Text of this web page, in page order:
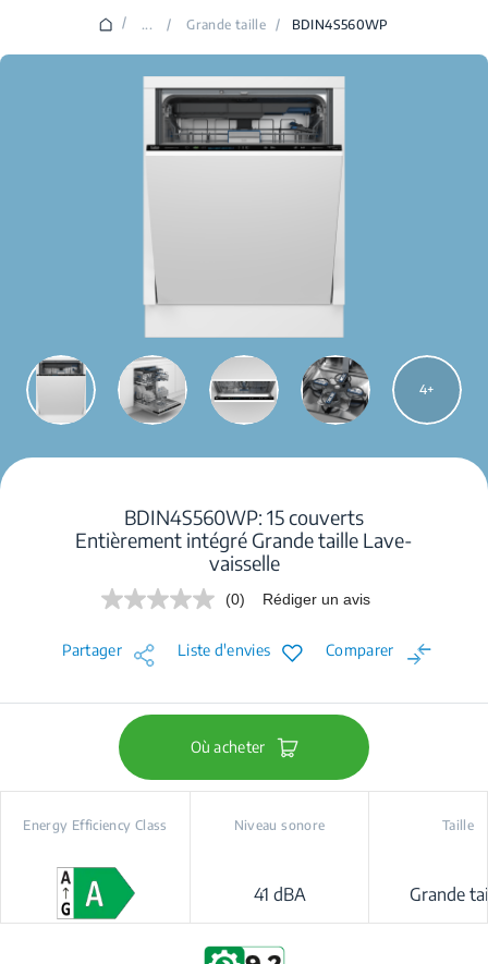
/ ... / Grande taille / BDIN4S560WP
4
BDIN4S560WP: 15 couverts
Entièrement intégré Grande taille Lave-
vaisselle
Aucune
de
notation.
la
page.
(0) Rédiger un avis
Partager Liste d'envies Comparer
Où acheter
Energy Efficiency Class Niveau sonore
41 dBA
Taille
Grande